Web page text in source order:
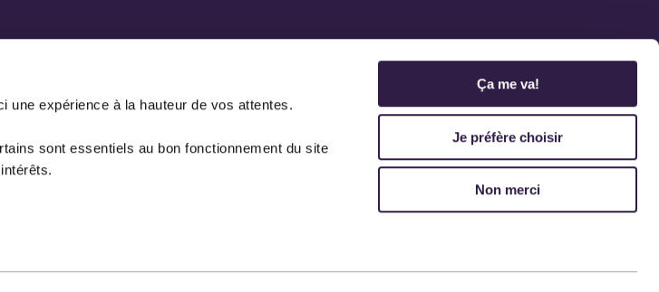
une expérience à la hauteur de vos attentes.
sont essentiels au bon fonctionnement du site
Ça me va!
Je préfère choisir
Non merci